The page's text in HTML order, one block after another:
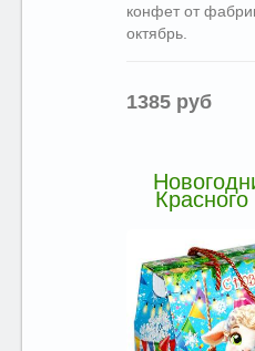
конфет от
октябрь.
1385 руб